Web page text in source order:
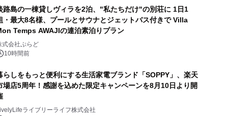
路島の一棟貸しヴィラを2泊、"私たちだけ"の別荘に 1日1
・最大8名様、プールとサウナとジェットバス付きで Villa
Temps AWAJIの連泊素泊りプラン
式会社ぷらど
10時間前
らしをもっと便利にする生活家電ブランド「SOPPY」、楽天
場店5周年！感謝を込めた限定キャンペーンを8月10日より開
ライブリーライフ株式会社